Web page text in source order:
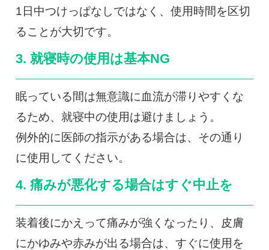
1日中つけっぱなしではなく、使用時間を区切
ることが大切です。
3. 就寝時の使用は基本NG
眠っている間は無意識に血流が滞りやすくな
るため、就寝中の使用は避けましょう。
例外的に医師の指示がある場合は、その通り
に使用してください。
4. 痛みが悪化する場合はすぐ中止を
装着後にかえって痛みが強くなったり、皮膚
にかゆみや赤みが出る場合は、すぐに使用を